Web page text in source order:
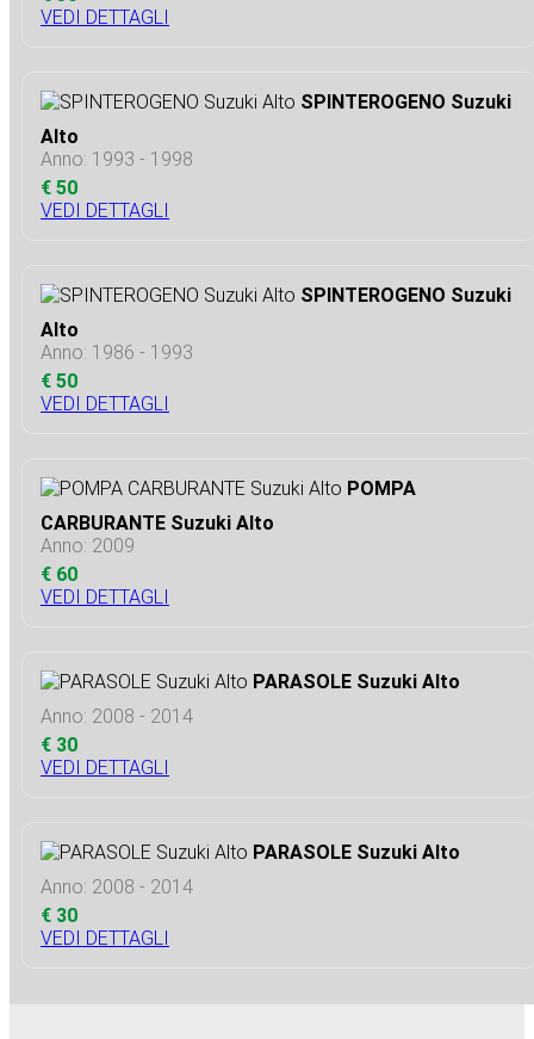
VEDI DETTAGLI
SPINTEROGENO Suzuki
Alto
Anno: 1993 - 1998
€ 50
VEDI DETTAGLI
SPINTEROGENO Suzuki
Alto
Anno: 1986 - 1993
€ 50
VEDI DETTAGLI
POMPA
CARBURANTE Suzuki Alto
Anno: 2009
€ 60
VEDI DETTAGLI
PARASOLE Suzuki Alto
Anno: 2008 - 2014
€ 30
VEDI DETTAGLI
PARASOLE Suzuki Alto
Anno: 2008 - 2014
€ 30
VEDI DETTAGLI